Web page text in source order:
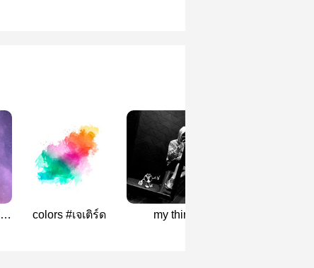
colors #เจเติร์ด my third